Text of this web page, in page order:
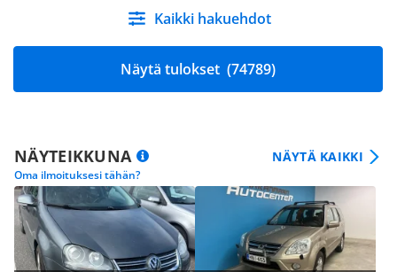
Kaikki hakuehdot
Näytä tulokset (74789)
NÄYTEIKKUNA
Oma ilmoituksesi tähän?
NÄYTÄ KAIKKI